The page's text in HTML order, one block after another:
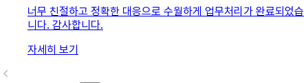
너무 친절하고 정확한 대응으로 수월하게 업무처리가 완료되었습
니다. 감사합니다.
자세히 보기